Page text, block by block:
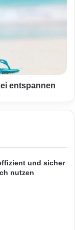
und
über
Lösungen
entspannen
und sicher
nutzen